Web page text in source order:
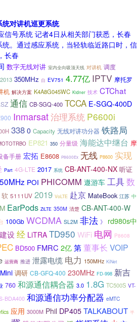
对讲机巡更系统
信号系统 记者4日从相关部门获悉，长春
。通过感应系统，当轻轨临近路口时，信
长春
数字无线对讲 室内全向吸顶天线 对讲机 调度
2013 350MHz 自 EV751 4.77亿 IPTV 摩托罗
机 解决方案 K4A8G045WC Kidner 技术 CTChat
通信 CB-SGQ-400 TCCA E-SGQ-400D
Inmarsat 治理系统 P6600i
338 0 Capacity 无线对讲功分器 铁路局
EP821 350 分量级 海能达中继台 摩
备手册 宏拓 E8608 P8600Ex 无线 P8600 实现
Part 4G-LTE 2017 系统 CB-ANT-400-NX 听证
POI PHICOMM 遨游车 工具数
软 5111UV 2019 VoLTE 赴京 MateBook 江苏 中
EarPods ZiLTE 350M 清楚 CB-ANT-400-W
100Gb WCDMA SL2M 非法 》
rd980s中
设经 LiTRA TD950 WiFi 电网 P8608
BD500 FMRC 2亿第董事长 VOIP
运营商 推进 泄露电缆 电力 150MHz KiNet
Mini 调研 CB-GFQ-400 230MHz FD-998 新吉
760 和源通信耦合器 3.0 1.8G TC500S VT-
BDA400 和源通信功率分配器 eMTC
应用 3000M Phil DP405 TALKABOUT 半